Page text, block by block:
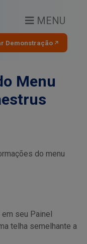
MENU
Demonstração
Menu
do menu
seu Painel
telha semelhante a